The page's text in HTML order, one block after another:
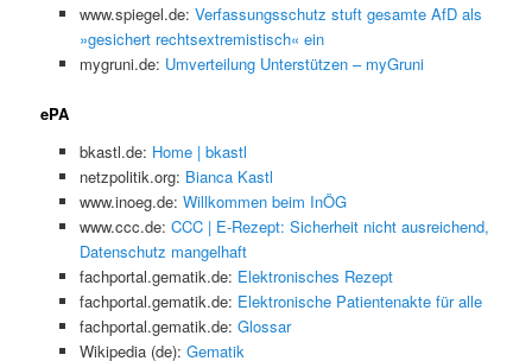
www.spiegel.de: Verfassungsschutz stuft gesamte AfD als
»gesichert rechtsextremistisch« ein
mygruni.de: Umverteilung Unterstützen – myGruni
ePA
bkastl.de: Home | bkastl
netzpolitik.org: Bianca Kastl
www.inoeg.de: Willkommen beim InÖG
www.ccc.de: CCC | E-Rezept: Sicherheit nicht ausreichend,
Datenschutz mangelhaft
fachportal.gematik.de: Elektronisches Rezept
fachportal.gematik.de: Elektronische Patientenakte für alle
fachportal.gematik.de: Glossar
Wikipedia (de): Gematik